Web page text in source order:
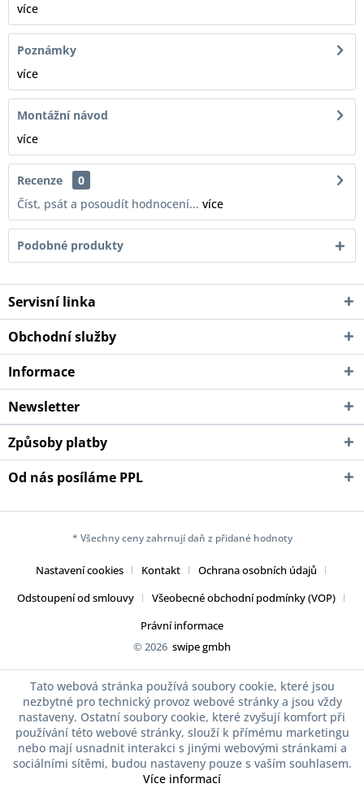
více
Poznámky
více
Montážní návod
více
Recenze
0
Číst, psát a posoudít hodnocení... více
Podobné produkty
Servisní linka
Obchodní služby
Informace
Newsletter
Způsoby platby
Od nás posíláme PPL
* Všechny ceny zahrnují daň z přidané hodnoty
Nastavení cookies Kontakt
Ochrana osobních údajů
Odstoupení od smlouvy
Všeobecné obchodní podmínky (VOP)
Právní informace
© 2026 swipe gmbh
Tato webová stránka používá soubory cookie, které jsou
nezbytné pro technický provoz webové stránky a jsou vždy
nastaveny. Ostatní soubory cookie, které zvyšují komfort při
používání této webové stránky, slouží k přímému marketingu
nebo mají usnadnit interakci s jinými webovými stránkami a
sociálními sítěmi, budou nastaveny pouze s vaším souhlasem.
Více informací